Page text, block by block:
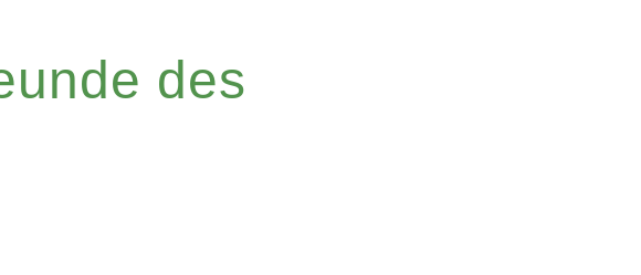
des